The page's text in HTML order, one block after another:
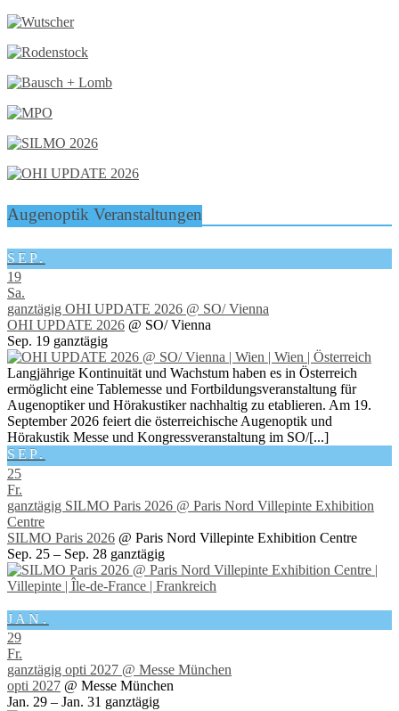
Augenoptik Veranstaltungen
SEP.
19
Sa.
ganztägig OHI UPDATE 2026 @ SO/ Vienna
OHI UPDATE 2026 @ SO/ Vienna
Sep. 19 ganztägig
Langjährige Kontinuität und Wachstum haben es in Österreich
ermöglicht eine Tablemesse und Fortbildungsveranstaltung für
Augenoptiker und Hörakustiker nachhaltig zu etablieren. Am 19.
September 2026 feiert die österreichische Augenoptik und
Hörakustik Messe und Kongressveranstaltung im SO/[...]
SEP.
25
Fr.
ganztägig SILMO Paris 2026 @ Paris Nord Villepinte Exhibition
Centre
SILMO Paris 2026 @ Paris Nord Villepinte Exhibition Centre
Sep. 25 – Sep. 28 ganztägig
JAN.
29
Fr.
ganztägig opti 2027 @ Messe München
opti 2027 @ Messe München
Jan. 29 – Jan. 31 ganztägig